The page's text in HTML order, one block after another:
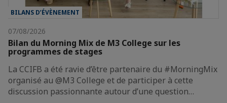
BILANS D’ÉVÈNEMENT
07/08/2026
Bilan du Morning Mix de M3 College sur les
programmes de stages
La CCIFB a été ravie d’être partenaire du #MorningMix
organisé au @M3 College et de participer à cette
discussion passionnante autour d’une question…